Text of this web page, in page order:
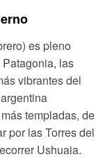
es pleno
las
vibrantes del
templadas, de
por las Torres del
Ushuaia.